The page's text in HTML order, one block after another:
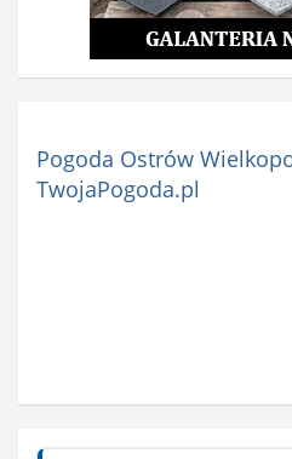
Pogoda Ostrów
TwojaPogoda.pl